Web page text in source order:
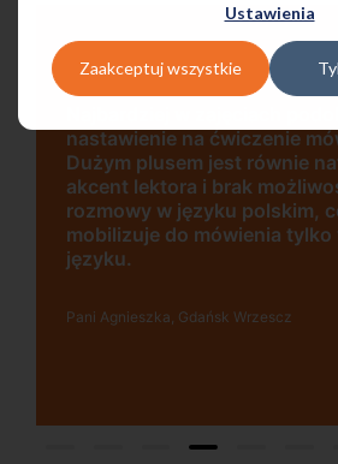
Ustawienia
Zaakceptuj wszystkie
Uczę się w tej szkole od 4
bardzo zadowolona. Zajęcia
wygodna, nowoczesna
w dogodnej lokalizacji, bo
wyjściu z metra, mili
bardzo konkurencyjna cena
najlepsza Pani manager,
pomocą w każdej chwili!
Pani Małgrzata, Warszawa Metro